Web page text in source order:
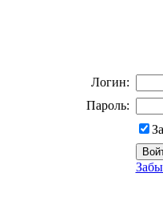
Логин:
Пароль: